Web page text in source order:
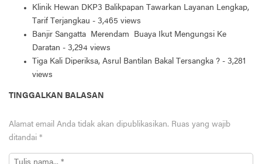
Klinik Hewan DKP3 Balikpapan Tawarkan Layanan Lengkap,
Tarif Terjangkau - 3,465 views
Banjir Sangatta Merendam Buaya Ikut Mengungsi Ke
Daratan - 3,294 views
Tiga Kali Diperiksa, Asrul Bantilan Bakal Tersangka ? - 3,281
views
TINGGALKAN BALASAN
Alamat email Anda tidak akan dipublikasikan. Ruas yang wajib
ditandai *